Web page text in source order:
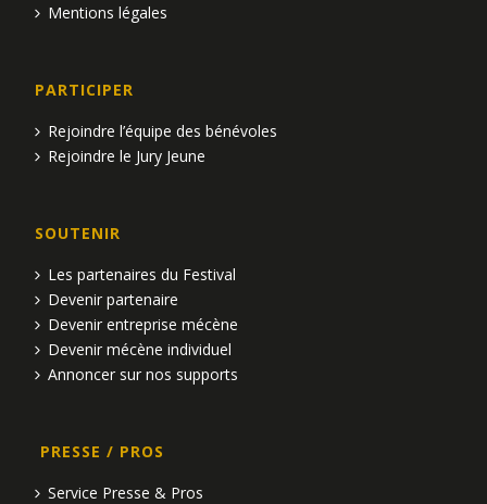
Mentions légales
PARTICIPER
Rejoindre l’équipe des bénévoles
Rejoindre le Jury Jeune
SOUTENIR
Les partenaires du Festival
Devenir partenaire
Devenir entreprise mécène
Devenir mécène individuel
Annoncer sur nos supports
PRESSE / PROS
Service Presse & Pros